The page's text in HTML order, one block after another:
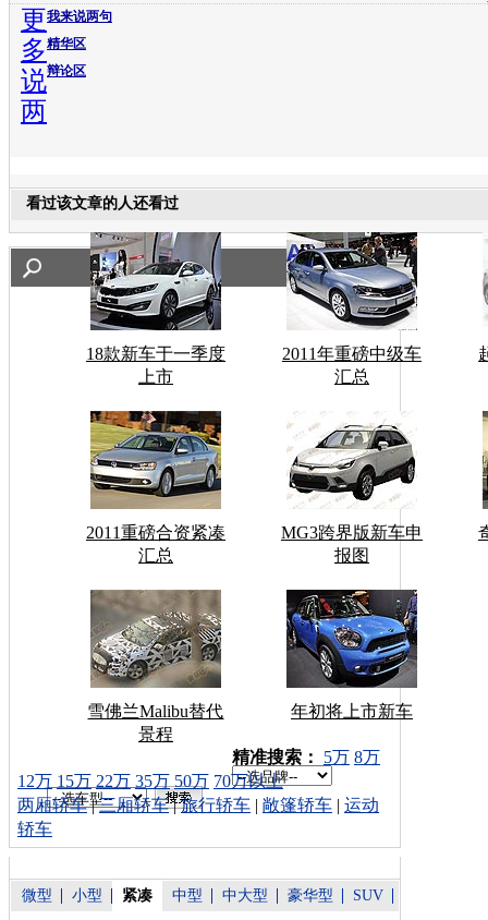
我来说两句
精华区
辩论区
更
多
说
两
看过该文章的人还看过
18款新车于一季度
上市
2011年重磅中级车
汇总
2011重磅合资紧凑
汇总
MG3跨界版新车申
报图
雪佛兰Malibu替代
景程
年初将上市新车
车型搜索：
精准搜索： 5万 8万
12万 15万 22万 35万 50万 70万以上
两厢轿车|三厢轿车|旅行轿车 | 敞篷轿车 | 运动
轿车
微型 小型 紧凑 中型 中大型 豪华型 SUV